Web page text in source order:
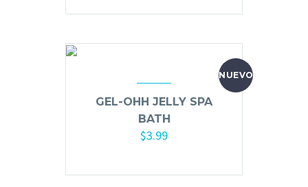
Extensión de Cabello
NUEVO
GEL-OHH JELLY SPA
BATH
$3.99